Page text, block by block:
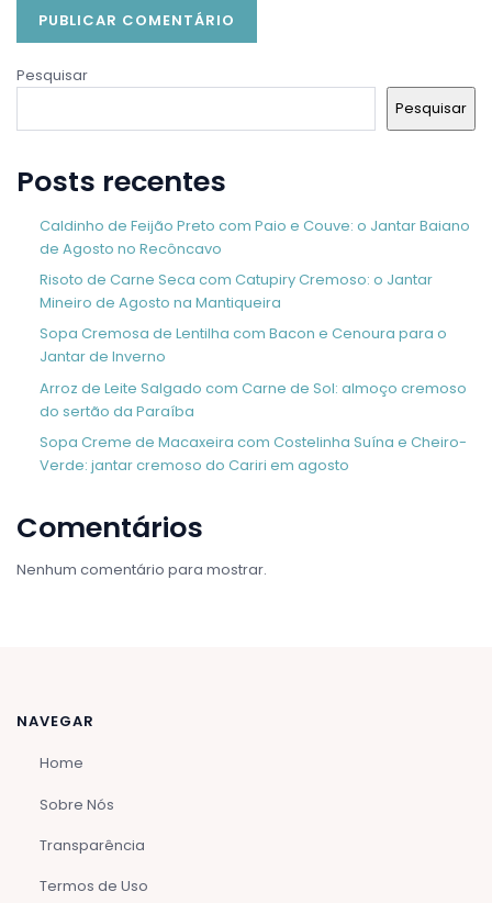
Pesquisar
Pesquisar
Posts recentes
Caldinho de Feijão Preto com Paio e Couve: o Jantar Baiano
de Agosto no Recôncavo
Risoto de Carne Seca com Catupiry Cremoso: o Jantar
Mineiro de Agosto na Mantiqueira
Sopa Cremosa de Lentilha com Bacon e Cenoura para o
Jantar de Inverno
Arroz de Leite Salgado com Carne de Sol: almoço cremoso
do sertão da Paraíba
Sopa Creme de Macaxeira com Costelinha Suína e Cheiro-
Verde: jantar cremoso do Cariri em agosto
Comentários
Nenhum comentário para mostrar.
NAVEGAR
Home
Sobre Nós
Transparência
Termos de Uso